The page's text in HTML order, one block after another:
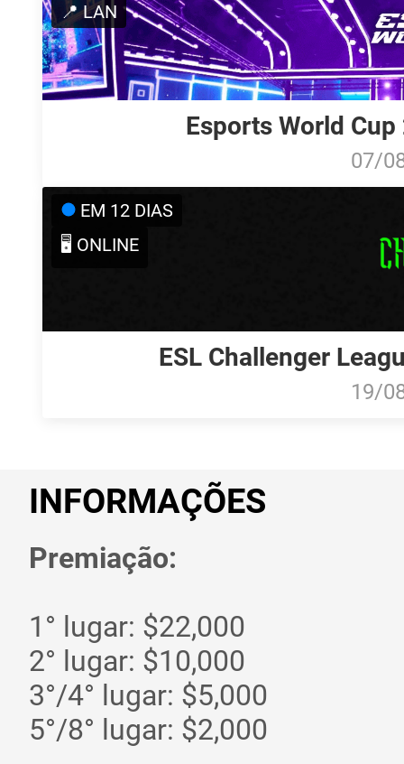
📍 LAN
Esports World
07/
EM 12 DIAS
🖥️ ONLINE
ESL Challenger
19/
INFORMAÇÕES
Premiação:
1° lugar: $22,000
2° lugar: $10,000
3°/4° lugar: $5,000
5°/8° lugar: $2,000